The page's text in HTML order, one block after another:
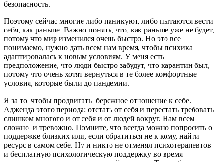
безопасность.
Поэтому сейчас многие либо паникуют, либо пытаются вести
себя, как раньше. Важно понять, что, как раньше уже не будет,
потому что мир изменился очень быстро. Но это все
понимаемо, нужно дать всем нам время, чтобы психика
адаптировалась к новым условиям. У меня есть
предположение, что люди быстро забудут, что карантин был,
потому что очень хотят вернуться в те более комфортные
условия, которые были до пандемии.
Я за то, чтобы продвигать бережное отношение к себе.
Адженда этого периода: отстать от себя и перестать требовать
слишком многого и от себя и от людей вокруг. Нам всем
сложно и тревожно. Помните, что всегда можно попросить о
поддержке близких или, если обратиться не к кому, найти
ресурс в самом себе. Ну и никто не отменял психотерапевтов
и бесплатную психологическую поддержку во время